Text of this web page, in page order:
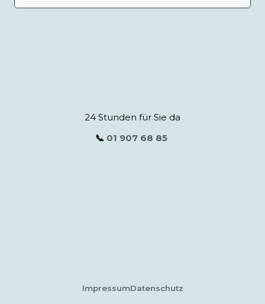
24 Stunden für Sie da
📞 01 907 68 85
ImpressumDatenschutz